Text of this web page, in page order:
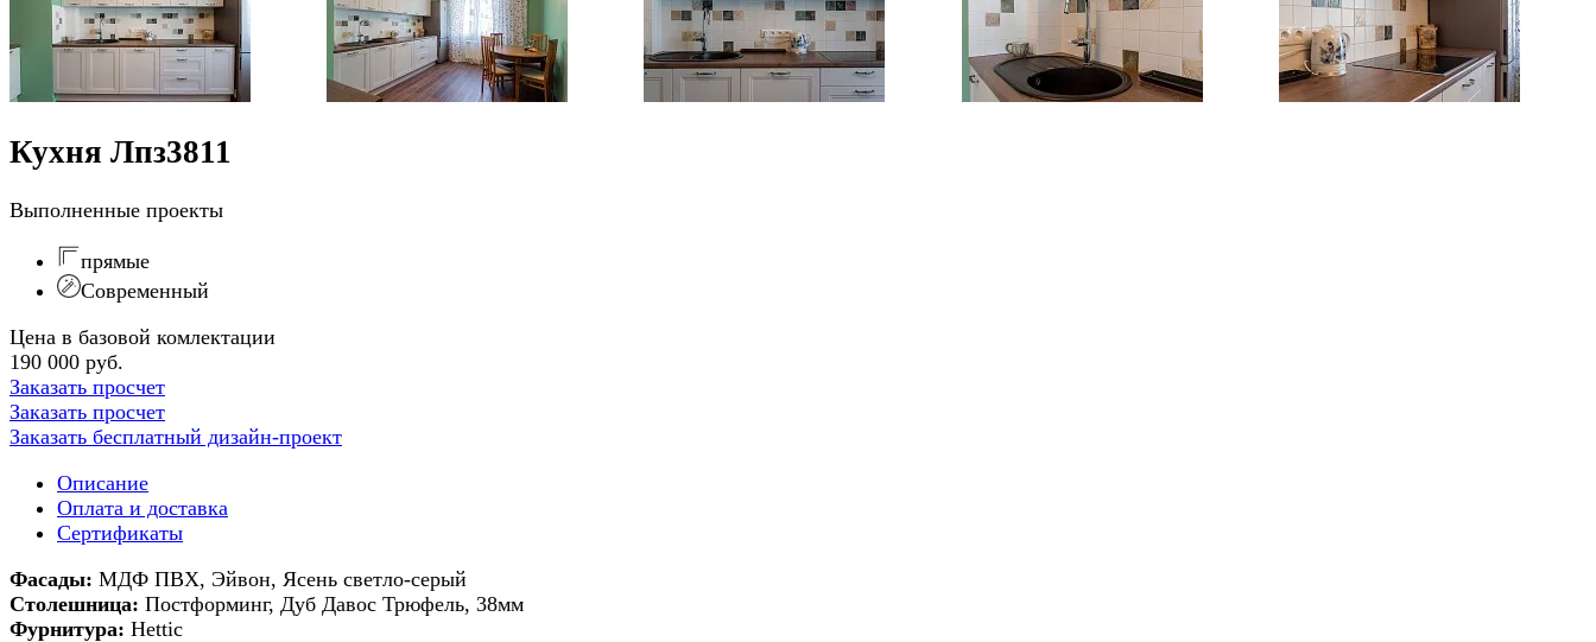
Кухня Лпз3811
Выполненные проекты
прямые
Современный
Цена в базовой комлектации
190 000 руб.
Заказать просчет
Заказать просчет
Заказать бесплатный дизайн-проект
Описание
Оплата и доставка
Сертификаты
Фасады: МДФ ПВХ, Эйвон, Ясень светло-серый
Столешница: Постформинг, Дуб Давос Трюфель, 38мм
Фурнитура: Hettic